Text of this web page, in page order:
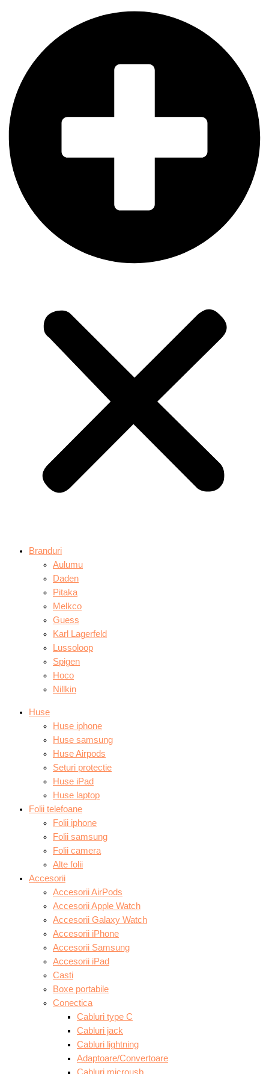
Branduri
Aulumu
Daden
Pitaka
Melkco
Guess
Karl Lagerfeld
Lussoloop
Spigen
Hoco
Nillkin
Huse
Huse iphone
Huse samsung
Huse Airpods
Seturi protectie
Huse iPad
Huse laptop
Folii telefoane
Folii iphone
Folii samsung
Folii camera
Alte folii
Accesorii
Accesorii AirPods
Accesorii Apple Watch
Accesorii Galaxy Watch
Accesorii iPhone
Accesorii Samsung
Accesorii iPad
Casti
Boxe portabile
Conectica
Cabluri type C
Cabluri jack
Cabluri lightning
Adaptoare/Convertoare